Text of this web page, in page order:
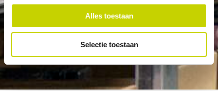
Alles toestaan
Selectie toestaan